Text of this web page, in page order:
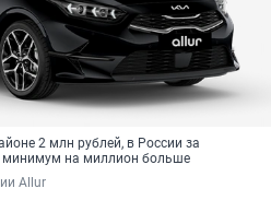
2 млн рублей, в России за
минимум на миллион больше
Allur